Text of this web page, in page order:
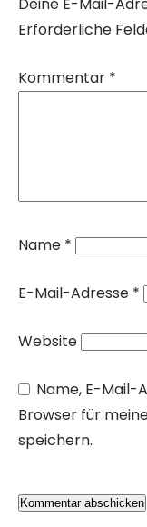
Erforderliche
Kommentar *
Name *
E-Mail-Adresse *
Website
Name, E-Mail-
Browser für
speichern.